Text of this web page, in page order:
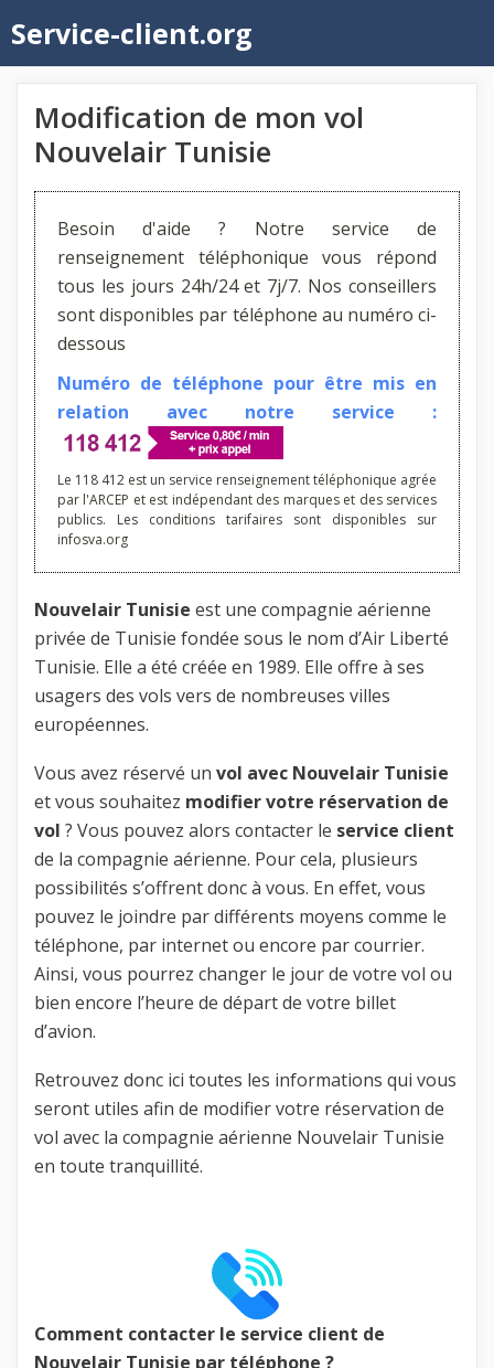
au
contenu
Service-client.org
Modification de mon vol
Nouvelair Tunisie
Besoin d'aide ? Notre service de
renseignement téléphonique vous répond
tous les jours 24h/24 et 7j/7. Nos conseillers
sont disponibles par téléphone au numéro ci-
dessous
Numéro de téléphone pour être mis en
relation avec notre service :
Le 118 412 est un service renseignement téléphonique agrée
par l'ARCEP et est indépendant des marques et des services
publics. Les conditions tarifaires sont disponibles sur
infosva.org
Nouvelair Tunisie est une compagnie aérienne
privée de Tunisie fondée sous le nom d’Air Liberté
Tunisie. Elle a été créée en 1989. Elle offre à ses
usagers des vols vers de nombreuses villes
européennes.
Vous avez réservé un vol avec Nouvelair Tunisie
et vous souhaitez modifier votre réservation de
vol ? Vous pouvez alors contacter le service client
de la compagnie aérienne. Pour cela, plusieurs
possibilités s’offrent donc à vous. En effet, vous
pouvez le joindre par différents moyens comme le
téléphone, par internet ou encore par courrier.
Ainsi, vous pourrez changer le jour de votre vol ou
bien encore l’heure de départ de votre billet
d’avion.
Retrouvez donc ici toutes les informations qui vous
seront utiles afin de modifier votre réservation de
vol avec la compagnie aérienne Nouvelair Tunisie
en toute tranquillité.
Comment contacter le service client de
Nouvelair Tunisie par téléphone ?